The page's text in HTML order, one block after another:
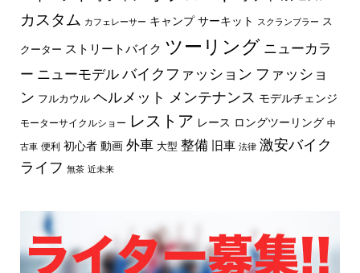
カスタム カフェレーサー キャンプ サーキット スクランブラー ス
クーター ストリートバイク ツーリング ニューカラ
ー ニューモデル バイクファッション ファッショ
ン フルカウル ヘルメット メンテナンス モデルチェンジ
モーターサイクルショー レストア レース ロングツーリング 中
古車 便利 初心者 動画 外車 大型 整備 旧車 法律 激安バイク
ライフ 無茶 近未来